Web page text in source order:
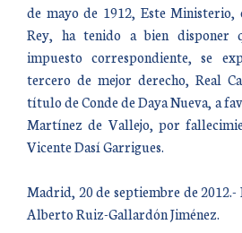
de mayo de 1912, Este Ministerio,
Rey, ha tenido a bien disponer
impuesto correspondiente, se
tercero de mejor derecho, Real
título de Conde de Daya Nueva, a
Martínez de Vallejo, por
Vicente Dasí Garrigues.
Madrid, 20 de septiembre de
Alberto Ruiz-Gallardón Jiménez.